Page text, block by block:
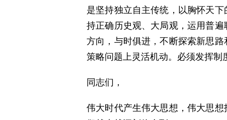
是坚持独立自主传统，以胸怀天
持正确历史观、大局观，运用普
方向，与时俱进，不断探索新思
策略问题上灵活机动。必须发挥制
同志们，
伟大时代产生伟大思想，伟大思